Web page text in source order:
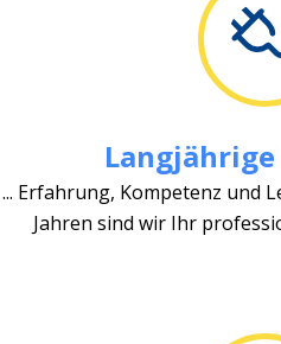
... Erfahrung, Kompetenz und
Jahren sind wir Ihr